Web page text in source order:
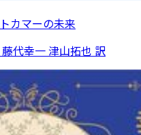
カマーの未来
代幸一 津山拓也 訳